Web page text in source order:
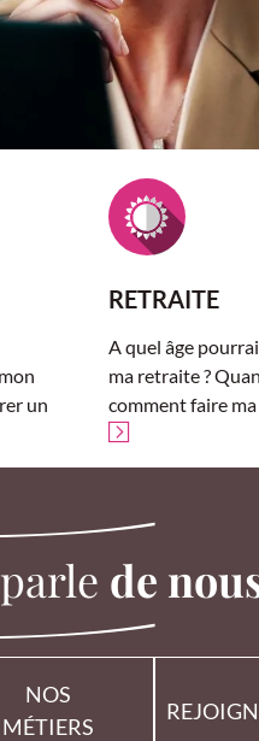
un
RETRAITE
A quel âge
ma retraite ?
comment faire ma
de
NOS
MÉTIERS